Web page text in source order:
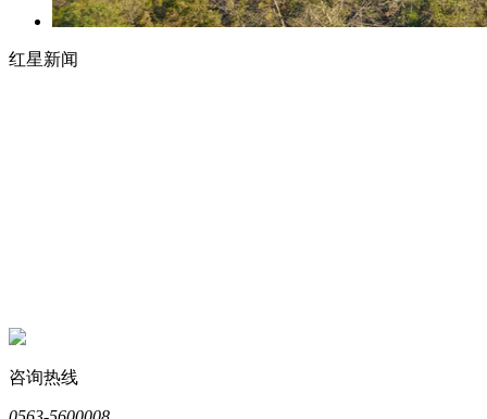
红星新闻
咨询热线